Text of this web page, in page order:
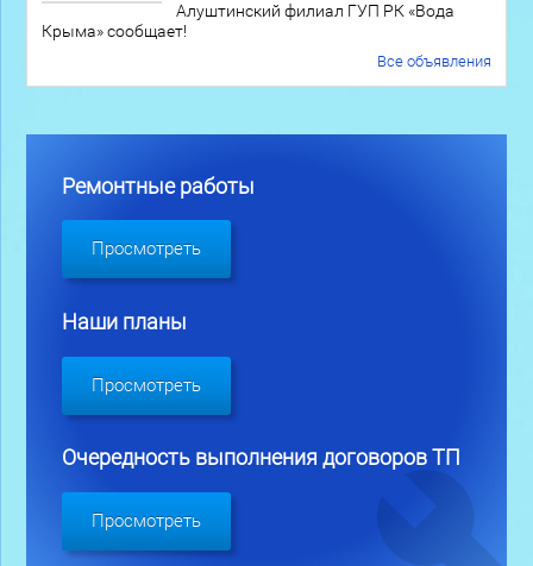
Алуштинский филиал ГУП РК «Вода
Крыма» сообщает!
Все объявления
Ремонтные работы
Просмотреть
Наши планы
Просмотреть
Очередность выполнения договоров ТП
Просмотреть